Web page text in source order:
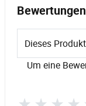
Dieses
Um eine